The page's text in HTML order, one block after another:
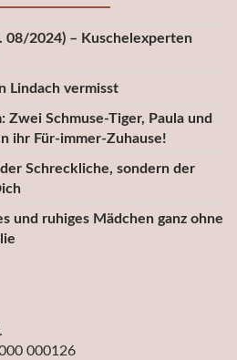
08/2024) – Kuschelexperten
Lindach vermisst
Schmuse-Tiger, Paula und
ihr Für-immer-Zuhause!
Schreckliche, sondern der
und ruhiges Mädchen ganz ohne
000126